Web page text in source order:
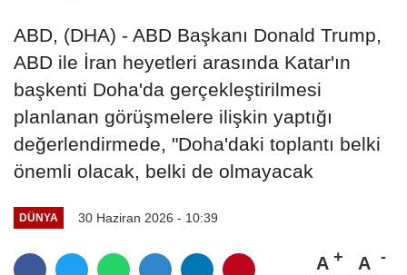
ABD, (DHA) - ABD Başkanı Donald Trump,
ABD ile İran heyetleri arasında Katar'ın
başkenti Doha'da gerçekleştirilmesi
planlanan görüşmelere ilişkin yaptığı
değerlendirmede, "Doha'daki toplantı belki
önemli olacak, belki de olmayacak
DÜNYA 30 Haziran 2026 - 10:39
A A